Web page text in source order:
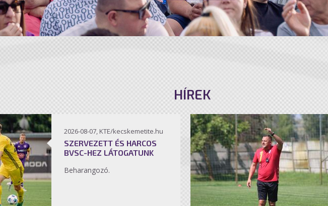
HÍREK
2026-08-07, KTE/kecskemetite.hu
SZERVEZETT ÉS HARCOS
BVSC-HEZ LÁTOGATUNK
Beharangozó.